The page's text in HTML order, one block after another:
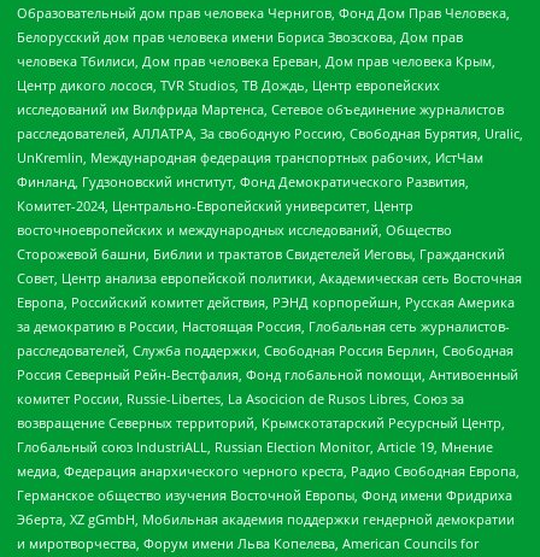
Образовательный дом прав человека Чернигов, Фонд Дом Прав Человека,
Белорусский дом прав человека имени Бориса Звозскова, Дом прав
человека Тбилиси, Дом прав человека Ереван, Дом прав человека Крым,
Центр дикого лосося, TVR Studios, ТВ Дождь, Центр европейских
исследований им Вилфрида Мартенса, Сетевое объединение журналистов
расследователей, АЛЛАТРА, За свободную Россию, Свободная Бурятия, Uralic,
UnKremlin, Международная федерация транспортных рабочих, ИстЧам
Финланд, Гудзоновский институт, Фонд Демократического Развития,
Комитет-2024, Центрально-Европейский университет, Центр
восточноевропейских и международных исследований, Общество
Сторожевой башни, Библии и трактатов Свидетелей Иеговы, Гражданский
Совет, Центр анализа европейской политики, Академическая сеть Восточная
Европа, Российский комитет действия, РЭНД корпорейшн, Русская Америка
за демократию в России, Настоящая Россия, Глобальная сеть журналистов-
расследователей, Служба поддержки, Свободная Россия Берлин, Свободная
Россия Северный Рейн-Вестфалия, Фонд глобальной помощи, Антивоенный
комитет России, Russie-Libertes, La Asocicion de Rusos Libres, Союз за
возвращение Северных территорий, Крымскотатарский Ресурсный Центр,
Глобальный союз IndustriALL, Russian Election Monitor, Article 19, Мнение
медиа, Федерация анархического черного креста, Радио Свободная Европа,
Германское общество изучения Восточной Европы, Фонд имени Фридриха
Эберта, XZ gGmbH, Мобильная академия поддержки гендерной демократии
и миротворчества, Форум имени Льва Копелева, American Councils for